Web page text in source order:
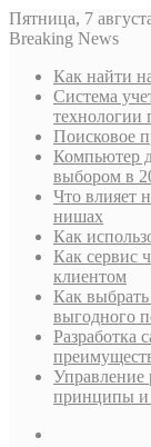
Пятница, 7
Breaking News
Как найти
Система
технологии
Поисковое
Компьютер
выбором в
Что влияет
нишах
Как
Как сервис
клиентом
Как
выгодного
Разработка
Управление
принципы и